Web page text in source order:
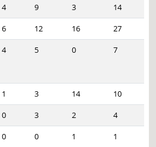
4 9 3
14
6 12 16
27
4 5 0 7
1 3 14
10
0 3 2
4
0 0 1 1